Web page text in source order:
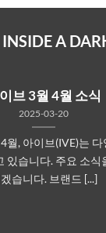
A
브 3월 4월 소식
2025-03-20
월, 아이브(IVE)는
있습니다. 주요 소식
습니다.​ 브랜드 [...]